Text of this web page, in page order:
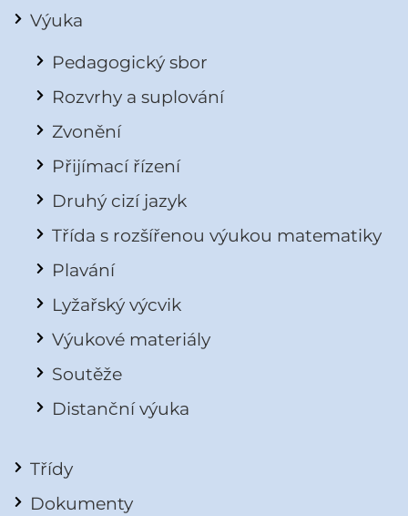
Výuka
Pedagogický sbor
Rozvrhy a suplování
Zvonění
Přijímací řízení
Druhý cizí jazyk
Třída s rozšířenou výukou matematiky
Plavání
Lyžařský výcvik
Výukové materiály
Soutěže
Distanční výuka
Třídy
Dokumenty